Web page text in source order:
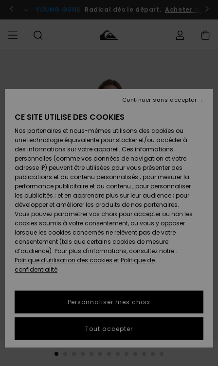
l'information
le
Se connecter / s'inscrire
YOUNG GUNS Radical dès le départ. Acheter
Chaussures
& Tongs
Surf
Snow
Nouveautés
A
Découvrir
Chaussures
& Tongs
Surf
Snow
Nouveautés
A
Découvrir
FEMME
A
Découvrir
Snow
SURF
Homme
Surf
Shop
Enfant
Highlights
Communauté
SNOW
Homme
Snow
Shop
Enfant
Snow
Shop
Femme
A
Découvrir
Communauté
OUTLET
Enfant
Outlet
Femme
AIDE &
CONTACT
commande
Retours
Paiement
Carte
Cadeau
Quiksilver
Freedom
Protection
des
tailles
MAGASINS
QUIKSILVER
CE SITE UTILISE DES COOKIES
Nos partenaires et nous-mêmes utilisons des cookies ou
une technologie équivalente pour stocker et/ou accéder à
des informations sur votre appareil. Ces informations
personnelles (comme vos données de navigation et votre
adresse IP) peuvent être utilisées pour vous présenter des
publications et du contenu personnalisés ; pour mesurer la
performance publicitaire et du contenu ; pour personnaliser
les publicités ; et en apprendre plus sur leur audience ; pour
développer et améliorer les produits de nos partenaires.
Vous pouvez paramétrer vos choix pour accepter ou non les
cookies soumis à votre consentement, ou vous y opposer
lorsque les cookies concernés ne relèvent pas de votre
consentement (tels que certains cookies de mesure
d’audience). Pour plus d'informations, consultez notre :
Politique d'utilisation des cookies et Politique de
confidentialité
Personnaliser mes choix
Continuer sans accepter
Tout accepter